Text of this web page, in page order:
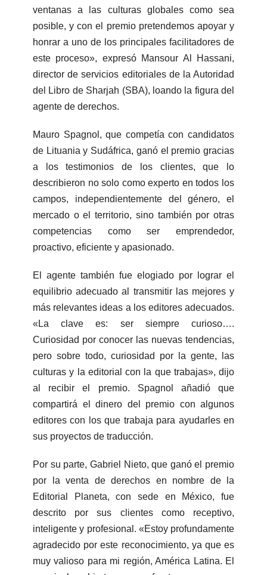
ventanas a las culturas globales como sea
posible, y con el premio pretendemos apoyar y
honrar a uno de los principales facilitadores de
este proceso», expresó Mansour Al Hassani,
director de servicios editoriales de la Autoridad
del Libro de Sharjah (SBA), loando la figura del
agente de derechos.
Mauro Spagnol, que competía con candidatos
de Lituania y Sudáfrica, ganó el premio gracias
a los testimonios de los clientes, que lo
describieron no solo como experto en todos los
campos, independientemente del género, el
mercado o el territorio, sino también por otras
competencias como ser emprendedor,
proactivo, eficiente y apasionado.
El agente también fue elogiado por lograr el
equilibrio adecuado al transmitir las mejores y
más relevantes ideas a los editores adecuados.
«La clave es: ser siempre curioso….
Curiosidad por conocer las nuevas tendencias,
pero sobre todo, curiosidad por la gente, las
culturas y la editorial con la que trabajas», dijo
al recibir el premio. Spagnol añadió que
compartirá el dinero del premio con algunos
editores con los que trabaja para ayudarles en
sus proyectos de traducción.
Por su parte, Gabriel Nieto, que ganó el premio
por la venta de derechos en nombre de la
Editorial Planeta, con sede en México, fue
descrito por sus clientes como receptivo,
inteligente y profesional. «Estoy profundamente
agradecido por este reconocimiento, ya que es
muy valioso para mi región, América Latina. El